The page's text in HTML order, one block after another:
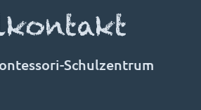
Schulzentrum